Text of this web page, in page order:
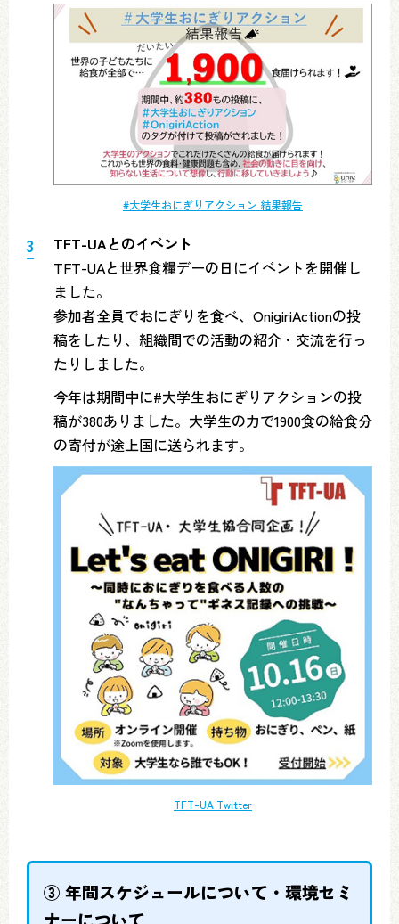
#大学生おにぎりアクション 結果報告
TFT-UAとのイベント
TFT-UAと世界食糧デーの日にイベントを開催し
ました。
参加者全員でおにぎりを食べ、OnigiriActionの投
稿をしたり、組織間での活動の紹介・交流を行っ
たりしました。
今年は期間中に#大学生おにぎりアクションの投
稿が380ありました。大学生の力で1900食の給食分
の寄付が途上国に送られます。
TFT-UA Twitter
③ 年間スケジュールについて・環境セミ
ナーについて